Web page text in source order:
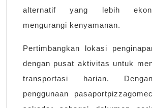
alternatif yang lebih
mengurangi kenyamanan.
Pertimbangkan lokasi
dengan pusat aktivitas untuk
transportasi harian.
penggunaan